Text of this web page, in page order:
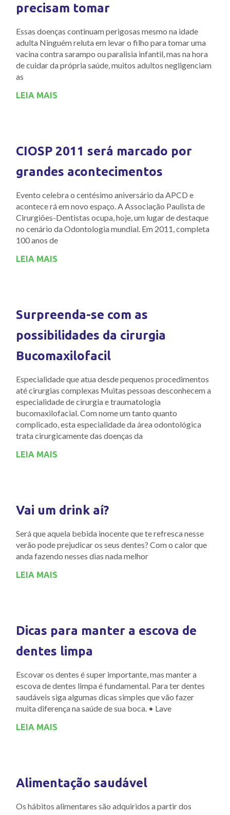
precisam tomar
Essas doenças continuam perigosas mesmo na idade
adulta Ninguém reluta em levar o filho para tomar uma
vacina contra sarampo ou paralisia infantil, mas na hora
de cuidar da própria saúde, muitos adultos negligenciam
as
LEIA MAIS
CIOSP 2011 será marcado por
grandes acontecimentos
Evento celebra o centésimo aniversário da APCD e
acontece rá em novo espaço. A Associação Paulista de
Cirurgiões-Dentistas ocupa, hoje, um lugar de destaque
no cenário da Odontologia mundial. Em 2011, completa
100 anos de
LEIA MAIS
Surpreenda-se com as
possibilidades da cirurgia
Bucomaxilofacil
Especialidade que atua desde pequenos procedimentos
até cirurgias complexas Muitas pessoas desconhecem a
especialidade de cirurgia e traumatologia
bucomaxilofacial. Com nome um tanto quanto
complicado, esta especialidade da área odontológica
trata cirurgicamente das doenças da
LEIA MAIS
Vai um drink aí?
Será que aquela bebida inocente que te refresca nesse
verão pode prejudicar os seus dentes? Com o calor que
anda fazendo nesses dias nada melhor
LEIA MAIS
Dicas para manter a escova de
dentes limpa
Escovar os dentes é super importante, mas manter a
escova de dentes limpa é fundamental. Para ter dentes
saudáveis siga algumas dicas simples que vão fazer
muita diferença na saúde de sua boca. • Lave
LEIA MAIS
Alimentação saudável
Os hábitos alimentares são adquiridos a partir dos